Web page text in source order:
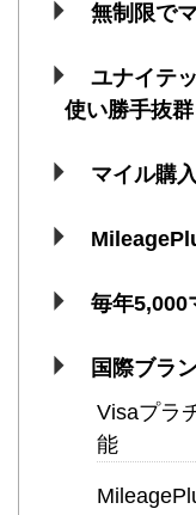
無制限で
ユナイテ
使い勝手抜群
マイル購
毎年5,000
国際ブラ
Visaプラ
能